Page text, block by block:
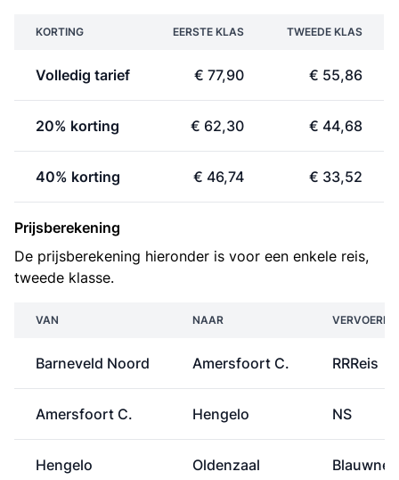
KORTING EERSTE KLAS TWEEDE KLAS
Volledig tarief € 77,90 € 55,86
20% korting € 62,30 € 44,68
40% korting € 46,74 € 33,52
Prijsberekening
De prijsberekening hieronder is voor een enkele reis,
tweede klasse.
VAN NAAR
Barneveld Noord Amersfoort C. RRReis
Amersfoort C. Hengelo NS
Hengelo Oldenzaal Blauwnet